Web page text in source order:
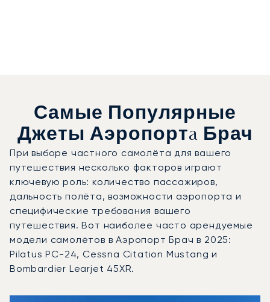
Самые Популярные
Джеты Аэропортa Брач
При выборе частного самолёта для вашего
путешествия несколько факторов играют
ключевую роль: количество пассажиров,
дальность полёта, возможности аэропорта и
специфические требования вашего
путешествия. Вот наиболее часто арендуемые
модели самолётов в Аэропорт Брач в 2025:
Pilatus PC-24, Cessna Citation Mustang и
Bombardier Learjet 45XR.